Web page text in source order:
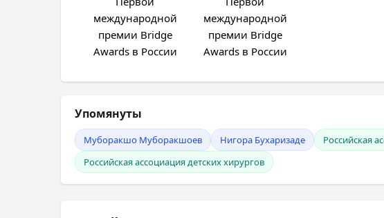
Упомянуты
Муборакшо Муборакшоев Нигора Бухаризаде Российская
Российская ассоциация детских хирургов